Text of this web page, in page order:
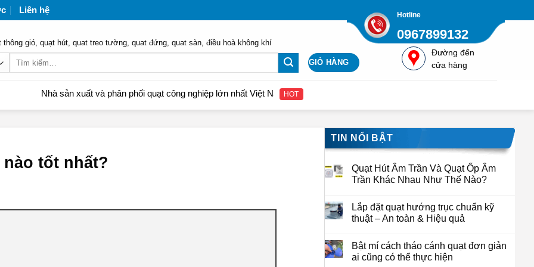
Liên hệ Hotline
0967899132
thông gió, quạt hút, quat treo tường, quat đứng, quat sàn, điều hoà không khí
Tìm
GIỎ HÀNG
Đường đến
cửa hàng
sản xuất và phân phối quạt công nghiệp lớn nhất Việt Nam | Liên hệ để nhận được giá gốc từ nhà cung cấp Quatcongnghiepviet.com
HOT
tốt nhất?
TIN NỔI BẬT
Quạt Hút Âm Trần Và Quạt Ốp Âm
Trần Khác Nhau Như Thế Nào?
Lắp đặt quạt hướng trục chuẩn kỹ
thuật – An toàn & Hiệu quả
Bật mí cách tháo cánh quạt đơn giản
ai cũng có thể thực hiện